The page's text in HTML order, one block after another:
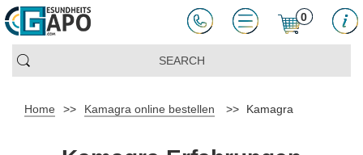
0
Home >> Kamagra online bestellen >> Kamagra